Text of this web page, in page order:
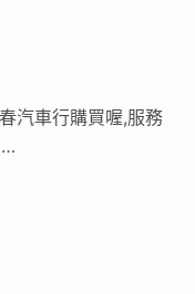
汽車行購買喔,服務
…